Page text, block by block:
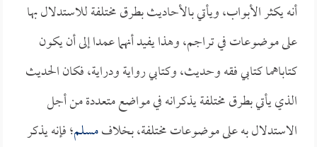
أنه يكثر الأبواب، ويأتي بالأحاديث بطرق مختلفة للاستدلال بها
على موضوعات في تراجم، وهذا يفيد أنهما عمدا إلى أن يكون
كتاباهما كتابي فقه وحديث، وكتابي رواية ودراية، فكان الحديث
الذي يأتي بطرق مختلفة يذكرانه في مواضع متعددة من أجل
الاستدلال به على موضوعات مختلفة، بخلافمسلم؛ فإنه يذكر